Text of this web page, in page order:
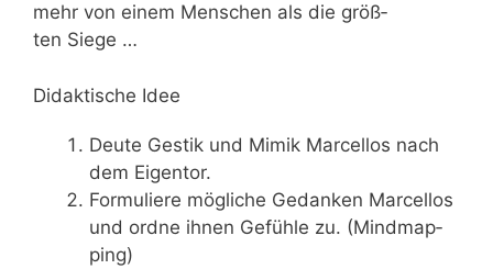
mehr von einem Men­schen als die größ­
ten Siege …
Didaktische Idee
Deu­te Ges­tik und Mimik Mar­cel­los nach
dem Eigentor.
For­mu­lie­re mög­li­che Gedan­ken Mar­cel­los
und ord­ne ihnen Gefüh­le zu. (Mind­map­
ping)